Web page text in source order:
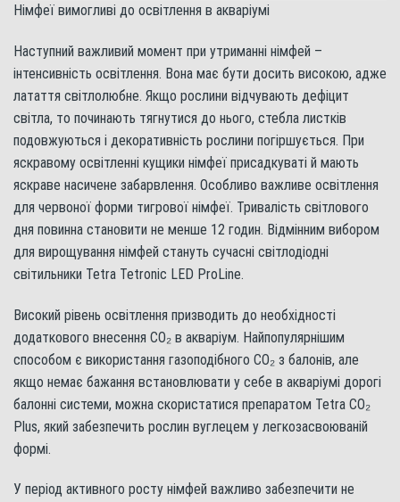
Німфеї вимогливі до освітлення в акваріумі
Наступний важливий момент при утриманні німфей –
інтенсивність освітлення. Вона має бути досить високою, адже
латаття світлолюбне. Якщо рослини відчувають дефіцит
світла, то починають тягнутися до нього, стебла листків
подовжуються і декоративність рослини погіршується. При
яскравому освітленні кущики німфеї присадкуваті й мають
яскраве насичене забарвлення. Особливо важливе освітлення
для червоної форми тигрової німфеї. Тривалість світлового
дня повинна становити не менше 12 годин. Відмінним вибором
для вирощування німфей стануть сучасні світлодіодні
світильники Tetra Tetronic LED ProLine.
Високий рівень освітлення призводить до необхідності
додаткового внесення СО₂ в акваріум. Найпопулярнішим
способом є використання газоподібного СО₂ з балонів, але
якщо немає бажання встановлювати у себе в акваріумі дорогі
балонні системи, можна скористатися препаратом Tetra CO₂
Plus, який забезпечить рослин вуглецем у легкозасвоюваній
формі.
У період активного росту німфей важливо забезпечити не